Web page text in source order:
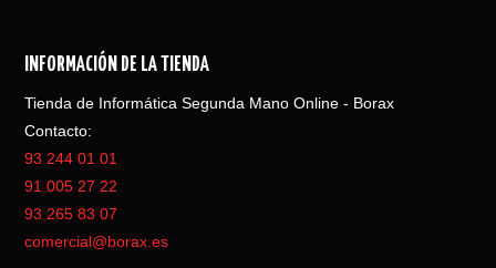
INFORMACIÓN DE LA TIENDA
Tienda de Informática Segunda Mano Online - Borax
Contacto:
93 244 01 01
91 005 27 22
93 265 83 07
comercial@borax.es